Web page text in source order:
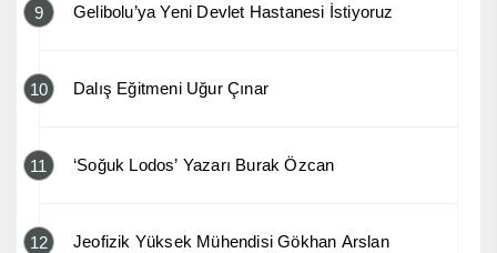
9 Gelibolu’ya Yeni Devlet Hastanesi İstiyoruz
10 Dalış Eğitmeni Uğur Çınar
11 ‘Soğuk Lodos’ Yazarı Burak Özcan
12 Jeofizik Yüksek Mühendisi Gökhan Arslan